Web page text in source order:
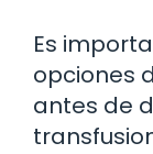
Es
opciones
antes de